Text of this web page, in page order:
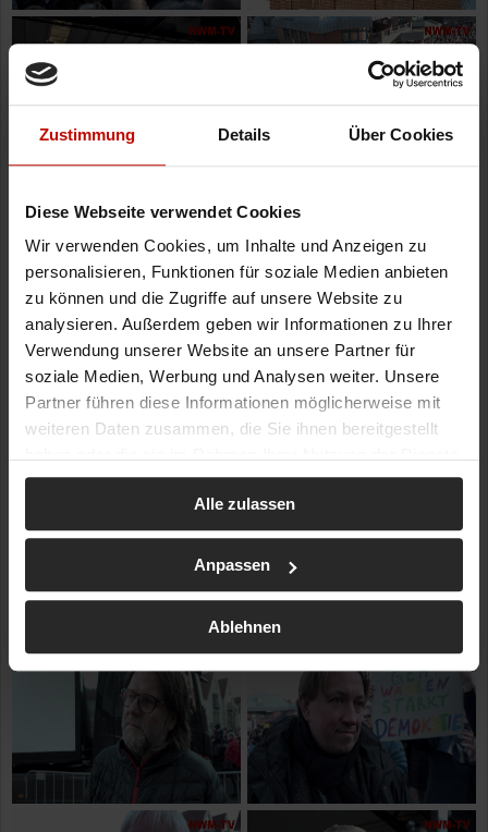
Zustimmung Details Über Cookies
Diese Webseite verwendet Cookies
Wir verwenden Cookies, um Inhalte und Anzeigen zu
personalisieren, Funktionen für soziale Medien anbieten
zu können und die Zugriffe auf unsere Website zu
analysieren. Außerdem geben wir Informationen zu Ihrer
Verwendung unserer Website an unsere Partner für
soziale Medien, Werbung und Analysen weiter. Unsere
Partner führen diese Informationen möglicherweise mit
weiteren Daten zusammen, die Sie ihnen bereitgestellt
gesammelt haben.
Alle zulassen
Anpassen
Ablehnen